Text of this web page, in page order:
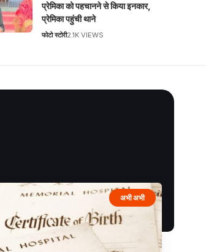
प्रेमिका को पहचानने से किया इनकार,
प्रेमिका पहुंची थाने
फोटो स्टोरी2.1K VIEWS
अभी अभी